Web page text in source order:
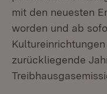
mit den neuesten
worden und ab
zurückliegende